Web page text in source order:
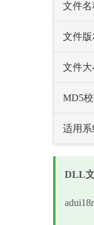
文件名
文件版
文件大
MD5
适用系
DLL